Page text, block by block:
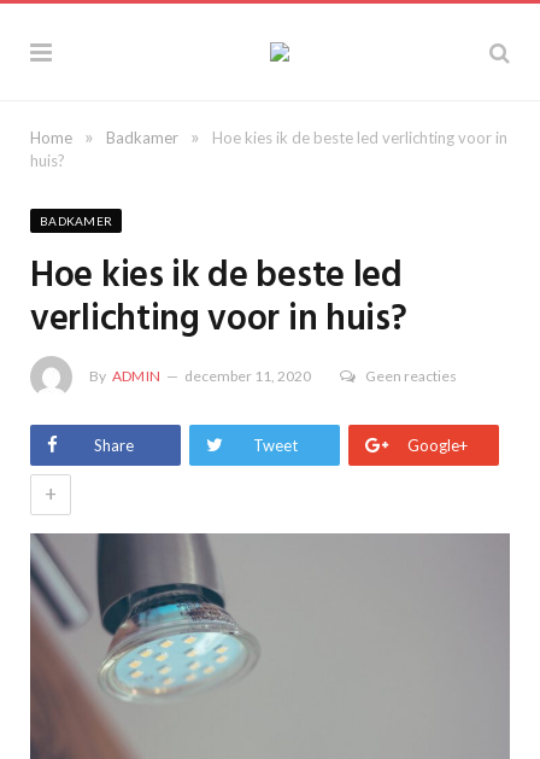
Home » Badkamer »
Hoe kies ik de beste led verlichting voor in
huis?
BADKAMER
Hoe kies ik de beste led
verlichting voor in huis?
By ADMIN december 11, 2020 Geen reacties
Share Tweet Google+
+